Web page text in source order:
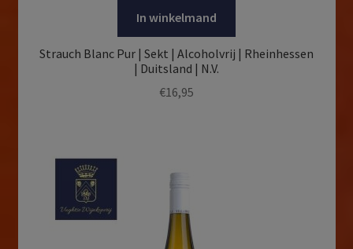
In winkelmand
Strauch Blanc Pur | Sekt | Alcoholvrij | Rheinhessen
| Duitsland | N.V.
€16,95